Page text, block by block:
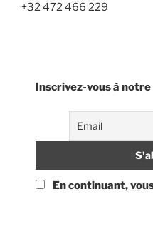
+32 472 466 229
Inscrivez-vous à
En continuant,